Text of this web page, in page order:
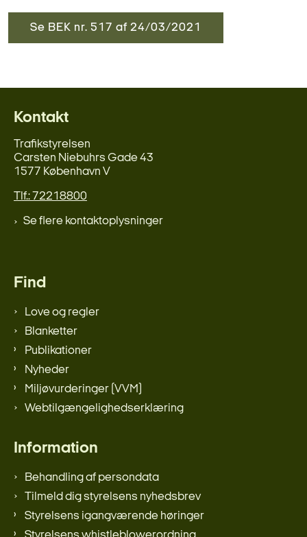
Se BEK nr. 517 af 24/03/2021
Kontakt
Trafikstyrelsen
Carsten Niebuhrs Gade 43
1577 København V
Tlf.: 72218800
Se flere kontaktoplysninger
Find
Love og regler
Blanketter
Publikationer
Nyheder
Miljøvurderinger (VVM)
Webtilgængelighedserklæring
Information
Behandling af persondata
Tilmeld dig styrelsens nyhedsbrev
Styrelsens igangværende høringer